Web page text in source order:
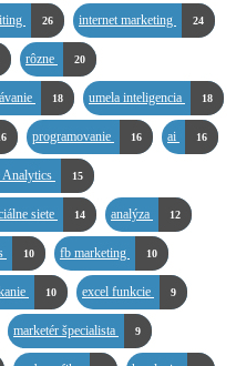
26 internet marketing 24
rôzne 20
18 umela inteligencia 18
programovanie 16 ai 16
Analytics 15
siete 14 analýza 12
10 fb marketing 10
10 excel funkcie 9
marketér špecialista 9